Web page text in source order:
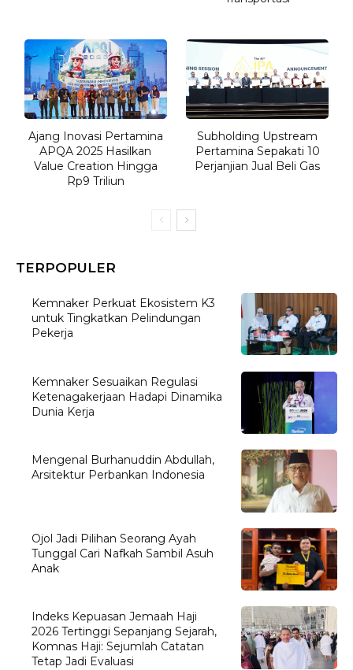
Ajang Inovasi Pertamina
APQA 2025 Hasilkan
Value Creation Hingga
Rp9 Triliun
Subholding Upstream
Pertamina Sepakati 10
Perjanjian Jual Beli Gas
TERPOPULER
Kemnaker Perkuat Ekosistem K3
untuk Tingkatkan Pelindungan
Pekerja
Kemnaker Sesuaikan Regulasi
Ketenagakerjaan Hadapi Dinamika
Dunia Kerja
Mengenal Burhanuddin Abdullah,
Arsitektur Perbankan Indonesia
Ojol Jadi Pilihan Seorang Ayah
Tunggal Cari Nafkah Sambil Asuh
Anak
Indeks Kepuasan Jemaah Haji
2026 Tertinggi Sepanjang Sejarah,
Komnas Haji: Sejumlah Catatan
Tetap Jadi Evaluasi